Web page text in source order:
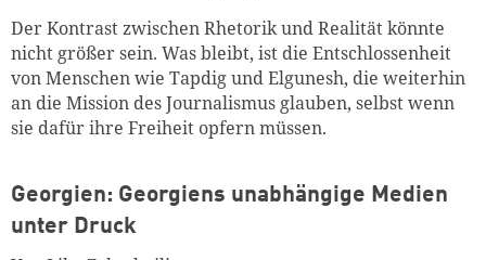
Der Kontrast zwischen Rhetorik und Realität könnte
nicht größer sein. Was bleibt, ist die Entschlossenheit
von Menschen wie Tapdig und Elgunesh, die weiterhin
an die Mission des Journalismus glauben, selbst wenn
sie dafür ihre Freiheit opfern müssen.
Georgien: Georgiens unabhängige Medien
unter Druck